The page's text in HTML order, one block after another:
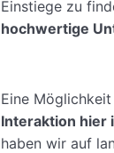
Einstiege zu
hochwertige
Eine
Interaktion hier
haben wir auf